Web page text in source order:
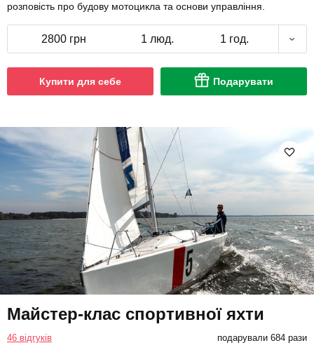
розповість про будову мотоцикла та основи управління.
2800 грн 1 люд. 1 год.
Купити для себе Подарувати
Майстер-клас спортивної яхти
46 відгуків подарували 684 рази